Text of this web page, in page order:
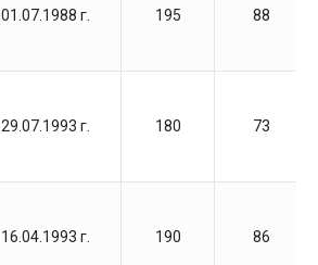
01.07.1988 г. 195 88
29.07.1993 г. 180 73
16.04.1993 г. 190 86